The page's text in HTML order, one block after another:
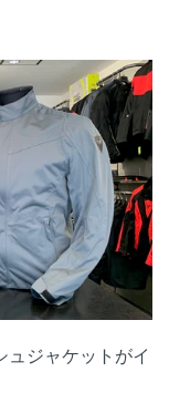
ジャケットがイ